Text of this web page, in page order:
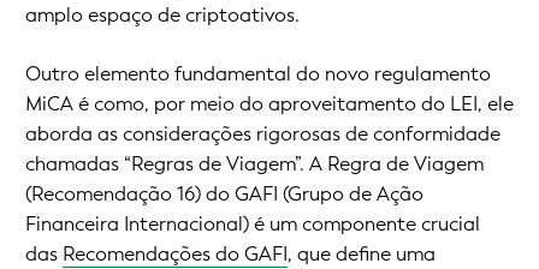
amplo espaço de criptoativos.
Outro elemento fundamental do novo regulamento
MiCA é como, por meio do aproveitamento do LEI, ele
aborda as considerações rigorosas de conformidade
chamadas “Regras de Viagem”. A Regra de Viagem
(Recomendação 16) do GAFI (Grupo de Ação
Financeira Internacional) é um componente crucial
das Recomendações do GAFI, que define uma